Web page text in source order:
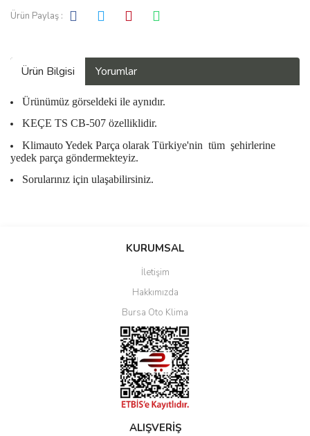
Ürün Paylaş :
Ürün Bilgisi Yorumlar
Ürünümüz görseldeki ile aynıdır.
KEÇE TS CB-507 özelliklidir.
Klimauto Yedek Parça olarak Türkiye'nin tüm şehirlerine
yedek parça göndermekteyiz.
Sorularınız için ulaşabilirsiniz.
Bu ürüne ilk yorumu siz yapın!
Yorum Yaz
KURUMSAL
İletişim
Hakkımızda
Bursa Oto Klima
ALIŞVERİŞ